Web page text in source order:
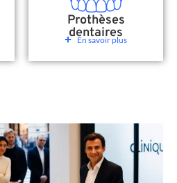
Prothèses
dentaires
En savoir plus